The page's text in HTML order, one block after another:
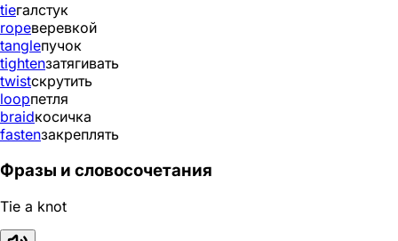
tieгалстук
ropeверевкой
tangleпучок
tightenзатягивать
twistскрутить
loopпетля
braidкосичка
fastenзакреплять
Фразы и словосочетания
Tie a knot